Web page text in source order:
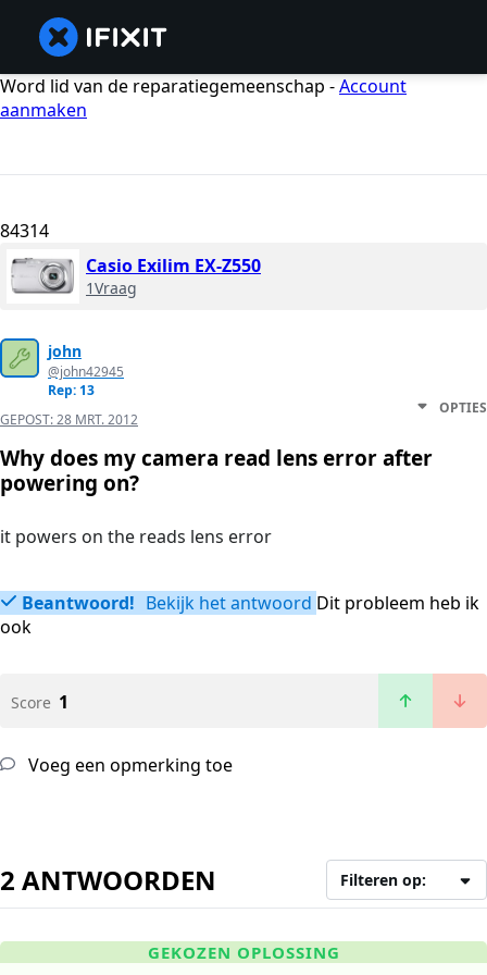
Word lid van de reparatiegemeenschap -Account
aanmaken
84314
Casio Exilim EX-Z550
1Vraag
john
@john42945
Rep: 13
GEPOST:28 MRT. 2012
OPTIES
Why does my camera read lens error after
powering on?
it powers on the reads lens error
Beantwoord! Bekijk het antwoord Dit probleem heb ik
ook
Score 1
Voeg een opmerking toe
2 ANTWOORDEN Filteren op:
GEKOZEN OPLOSSING